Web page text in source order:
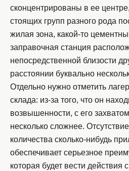
сконцентрированы в ее
стоящих групп разного рода
жилая зона, какой-то
заправочная станция
непосредственной близости
расстоянии буквально
Отдельно нужно отметить
склада: из-за того, что он
возвышенности, с его
несколько сложнее.
количества сколько-нибудь
обеспечивает серьезное
которая будет вести действия